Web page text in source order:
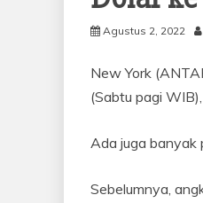
Agustus 2, 2022
New York
(Sabtu pagi
Ada juga banyak
Sebelumnya,